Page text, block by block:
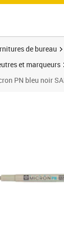
de bureau
et marqueurs
PN bleu noir